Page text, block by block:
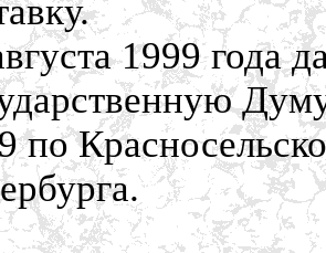
1999 года
по